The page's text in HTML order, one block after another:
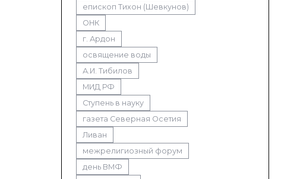
епископ Тихон (Шевкунов)
ОНК
г. Ардон
освящение воды
А.И. Тибилов
МИД РФ
Ступень в науку
газета Северная Осетия
Ливан
межрелигиозный форум
день ВМФ